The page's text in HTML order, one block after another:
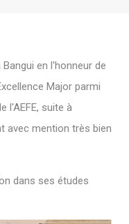
en l'honneur de
Major parmi
l'AEFE, suite à
avec mention très bien
dans ses études